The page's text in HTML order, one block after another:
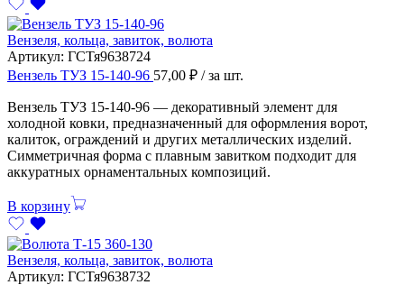
Вензеля, кольца, завиток, волюта
Артикул: ГСТя9638724
Вензель ТУЗ 15-140-96 57,00 ₽ / за шт.
Вензель ТУЗ 15-140-96 — декоративный элемент для
холодной ковки, предназначенный для оформления ворот,
калиток, ограждений и других металлических изделий.
Симметричная форма с плавным завитком подходит для
аккуратных орнаментальных композиций.
В корзину
Вензеля, кольца, завиток, волюта
Артикул: ГСТя9638732